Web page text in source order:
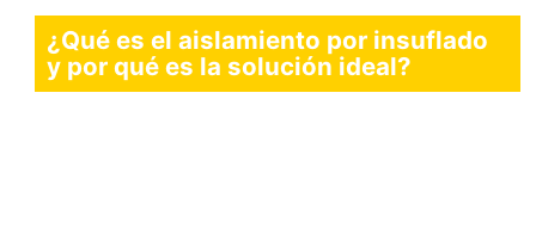
¿Qué es el aislamiento por insuflado
y por qué es la solución ideal?